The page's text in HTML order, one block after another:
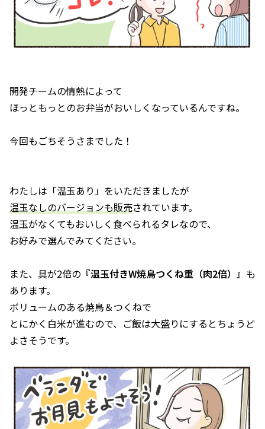
開発チームの情熱によって
ほっともっとのお弁当がおいしくなっているんですね。
今回もごちそうさまでした！
わたしは「温玉あり」をいただきましたが
温玉なしのバージョンも販売されています。
温玉がなくてもおいしく食べられるタレなので、
お好みで選んでみてください。
また、具が2倍の 『温玉付きW焼鳥つくね重（肉2倍）』 も
あります。
ボリュームのある焼鳥＆つくねで
とにかく白米が進むので、ご飯は大盛りにするとちょうど
よさそうです。